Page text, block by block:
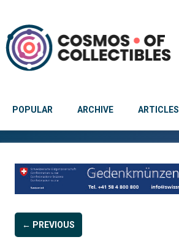
POPULAR ARCHIVE ARTICLES
← PREVIOUS